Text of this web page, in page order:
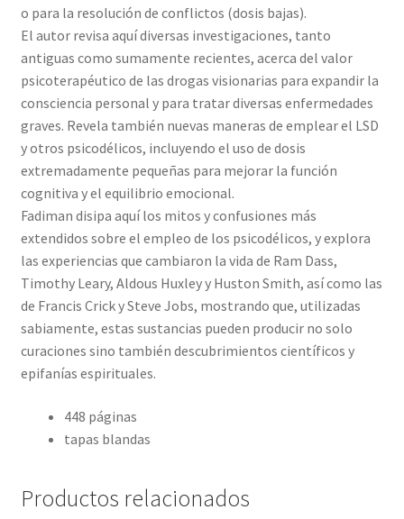
o para la resolución de conflictos (dosis bajas).
El autor revisa aquí diversas investigaciones, tanto
antiguas como sumamente recientes, acerca del valor
psicoterapéutico de las drogas visionarias para expandir la
consciencia personal y para tratar diversas enfermedades
graves. Revela también nuevas maneras de emplear el LSD
y otros psicodélicos, incluyendo el uso de dosis
extremadamente pequeñas para mejorar la función
cognitiva y el equilibrio emocional.
Fadiman disipa aquí los mitos y confusiones más
extendidos sobre el empleo de los psicodélicos, y explora
las experiencias que cambiaron la vida de Ram Dass,
Timothy Leary, Aldous Huxley y Huston Smith, así como las
de Francis Crick y Steve Jobs, mostrando que, utilizadas
sabiamente, estas sustancias pueden producir no solo
curaciones sino también descubrimientos científicos y
epifanías espirituales.
448 páginas
tapas blandas
Productos relacionados